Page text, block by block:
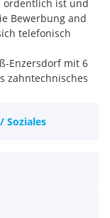
ordentlich ist und
Bewerbung and
telefonisch
Enzersdorf mit 6
zahntechnisches
viele
Chirurgie und
Soziales